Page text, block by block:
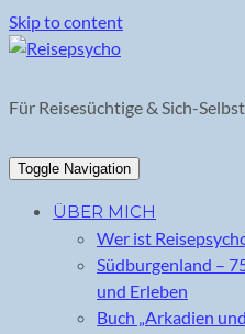
Skip to content
Für Reisesüchtige & Sich-
Toggle Navigation
ÜBER MICH
Wer ist
Südburgenland –
und Erleben
Buch „Arkadien